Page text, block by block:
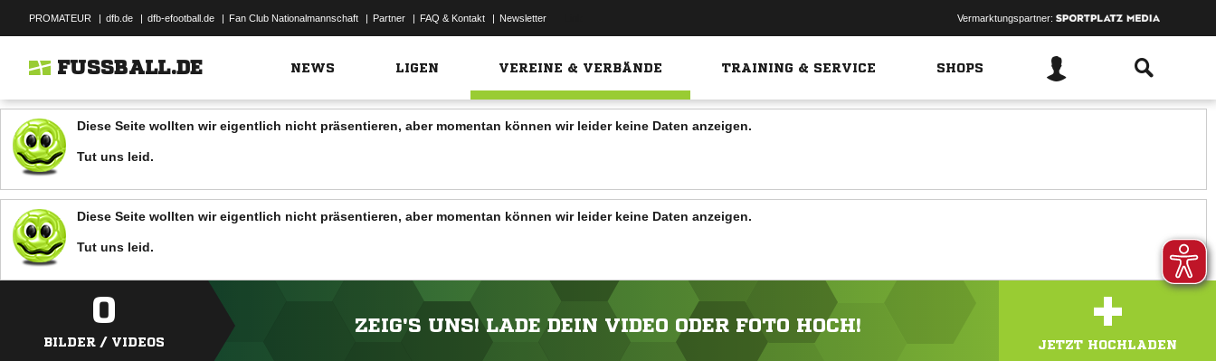
PROMATEUR | dfb.de | dfb-efootball.de | Fan Club Nationalmannschaft | Partner | FAQ & Kontakt | Newsletter Vermarktungspartner:
FUSSBALL.DE NEWS LIGEN VEREINE & VERBÄNDE TRAINING & SERVICE SHOPS
Diese Seite wollten wir eigentlich nicht präsentieren, aber momentan können wir leider keine Daten anzeigen.
Tut uns leid.
Diese Seite wollten wir eigentlich nicht präsentieren, aber momentan können wir leider keine Daten anzeigen.
Tut uns leid.
0
BILDER / VIDEOS
ZEIG'S UNS! LADE DEIN VIDEO ODER FOTO HOCH! +
JETZT HOCHLADEN